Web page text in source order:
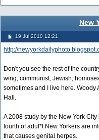
New
19 Jul 2010 12:21
http://
Don't you see the rest of the
wing, communist, Jewish,
sometimes and I live here. Woody
Hall.
A 2008 study by the New York
fourth of adul*t New Yorkers are
that causes genital herpes.